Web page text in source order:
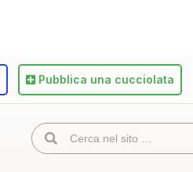
Pubblica una cucciolata